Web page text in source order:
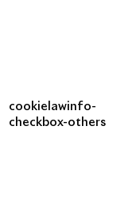
cookielawinfo-
checkbox-others